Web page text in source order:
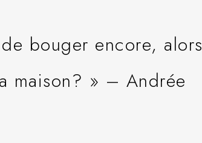
bouger encore, alors
maison? » – Andrée